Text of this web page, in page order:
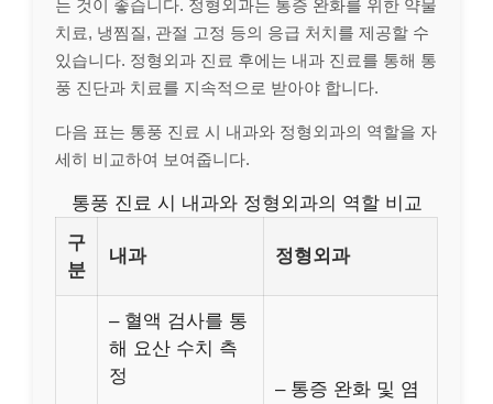
는 것이 좋습니다. 정형외과는 통증 완화를 위한 약물
치료, 냉찜질, 관절 고정 등의 응급 처치를 제공할 수
있습니다. 정형외과 진료 후에는 내과 진료를 통해 통
풍 진단과 치료를 지속적으로 받아야 합니다.
다음 표는 통풍 진료 시 내과와 정형외과의 역할을 자
세히 비교하여 보여줍니다.
통풍 진료 시 내과와 정형외과의 역할 비교
구
분
내과 정형외과
– 혈액 검사를 통
해 요산 수치 측
정
– 통증 완화 및 염